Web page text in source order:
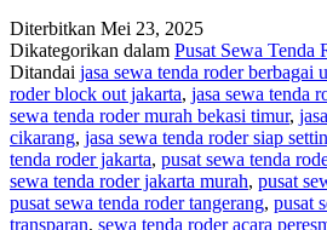
Diterbitkan Mei 23, 2025
Dikategorikan dalam Pusat Sewa Tenda
Ditandai jasa sewa tenda roder berbagai
roder block out jakarta, jasa sewa tenda
sewa tenda roder murah bekasi timur,
cikarang, jasa sewa tenda roder siap
tenda roder jakarta, pusat sewa tenda
sewa tenda roder jakarta murah, pusat
pusat sewa tenda roder tangerang, pusat
transparan, sewa tenda roder acara